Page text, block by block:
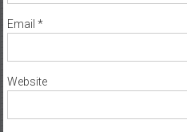
Email *
Website